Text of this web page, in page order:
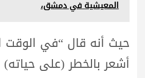
المعيشية في دمشق،
حيث أنه قال “في الوقت
أشعر بالخطر (على حياته)